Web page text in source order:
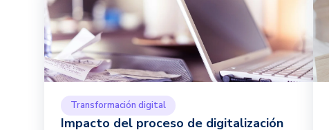
Transformación digital
Impacto del proceso de digitalización